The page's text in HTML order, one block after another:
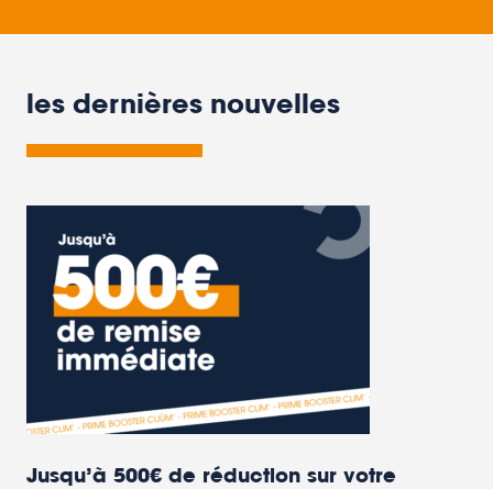
les dernières nouvelles
Jusqu’à 500€ de réduction sur votre